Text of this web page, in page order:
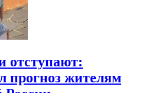
отступают:
прогноз жителям